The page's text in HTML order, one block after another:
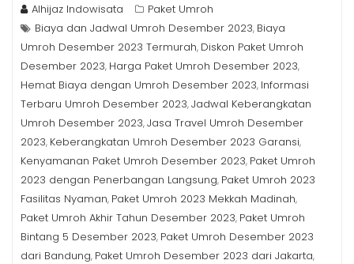
Alhijaz Indowisata
Paket Umroh
Biaya dan Jadwal Umroh Desember 2023, Biaya
Umroh Desember 2023 Termurah, Diskon Paket Umroh
Desember 2023, Harga Paket Umroh Desember 2023,
Hemat Biaya dengan Umroh Desember 2023, Informasi
Terbaru Umroh Desember 2023,Jadwal Keberangkatan
Umroh Desember 2023,Jasa Travel Umroh Desember
2023, Keberangkatan Umroh Desember 2023 Garansi,
Kenyamanan Paket Umroh Desember 2023, Paket Umroh
2023 dengan Penerbangan Langsung, Paket Umroh 2023
Fasilitas Nyaman, Paket Umroh 2023 Mekkah Madinah,
Paket Umroh Akhir Tahun Desember 2023, Paket Umroh
Bintang 5 Desember 2023, Paket Umroh Desember 2023
dari Bandung, Paket Umroh Desember 2023 dari Jakarta,